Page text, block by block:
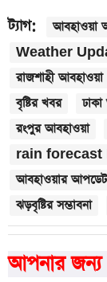
ট্যাগ: আবহাওয়া
Weather
রাজশাহী আবহাওয়া
বৃষ্টির খবর
রংপুর আবহাওয়া
rain forecast
আবহাওয়ার আপডেট
ঝড়বৃষ্টির সম্ভাবনা
আপনার জন্য